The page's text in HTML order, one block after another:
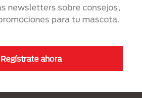
newsletters sobre consejos,
para tu mascota.
Regístrate ahora